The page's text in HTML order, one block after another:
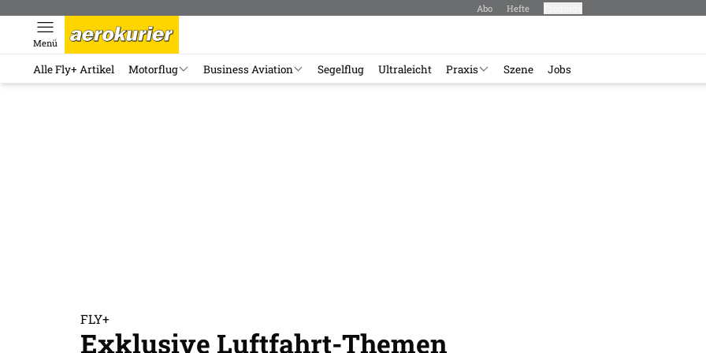
Abo Hefte
Menü
Alle Fly+ Artikel Motorflug Business Aviation Segelflug Ultraleicht Praxis Szene Jobs
FLY+
Exklusive Luftfahrt-Themen